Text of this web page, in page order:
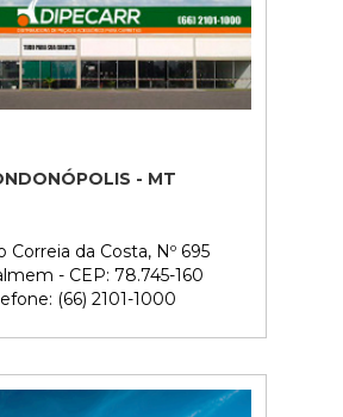
- MT
Correia da Costa, Nº 695
- CEP: 78.745-160
(66) 2101-1000